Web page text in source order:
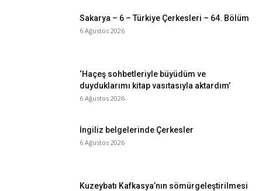
Sakarya – 6 – Türkiye Çerkesleri – 64. Bölüm
6 Ağustos 2026
‘Haçeş sohbetleriyle büyüdüm ve
duyduklarımı kitap vasıtasıyla aktardım’
6 Ağustos 2026
İngiliz belgelerinde Çerkesler
6 Ağustos 2026
Kuzeybatı Kafkasya’nın sömürgeleştirilmesi